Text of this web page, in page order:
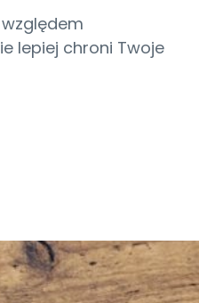
lepiej chroni Twoje